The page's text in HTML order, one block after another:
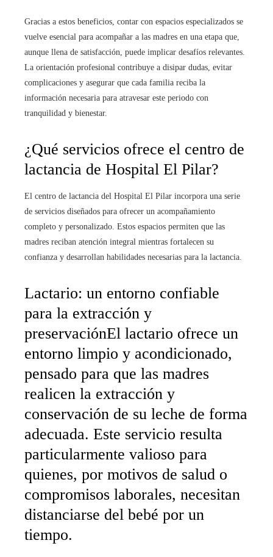
Gracias a estos beneficios, contar con espacios especializados se
vuelve esencial para acompañar a las madres en una etapa que,
aunque llena de satisfacción, puede implicar desafíos relevantes.
La orientación profesional contribuye a disipar dudas, evitar
complicaciones y asegurar que cada familia reciba la
información necesaria para atravesar este periodo con
tranquilidad y bienestar.
¿Qué servicios ofrece el centro de
lactancia de Hospital El Pilar?
El centro de lactancia del Hospital El Pilar incorpora una serie
de servicios diseñados para ofrecer un acompañamiento
completo y personalizado. Estos espacios permiten que las
madres reciban atención integral mientras fortalecen su
confianza y desarrollan habilidades necesarias para la lactancia.
Lactario: un entorno confiable
para la extracción y
preservaciónEl lactario ofrece un
entorno limpio y acondicionado,
pensado para que las madres
realicen la extracción y
conservación de su leche de forma
adecuada. Este servicio resulta
particularmente valioso para
quienes, por motivos de salud o
compromisos laborales, necesitan
distanciarse del bebé por un
tiempo.